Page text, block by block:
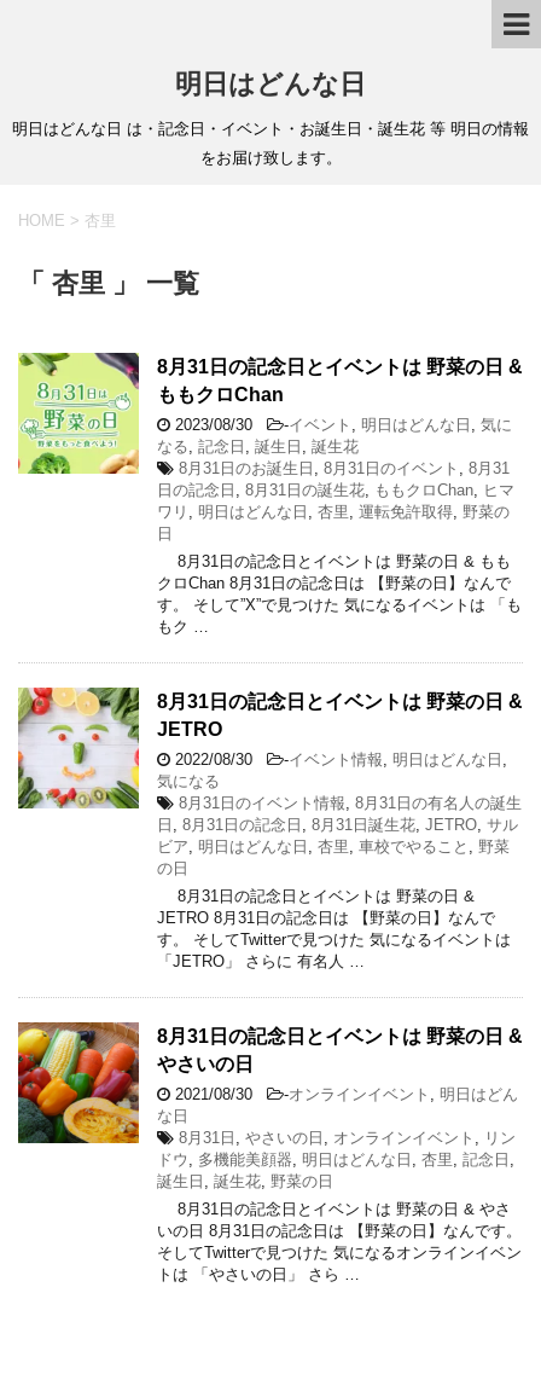
明日はどんな日
明日はどんな日 は・記念日・イベント・お誕生日・誕生花 等 明日の情報
をお届け致します。
HOME > 杏里
「 杏里 」 一覧
8月31日の記念日とイベントは 野菜の日 &
ももクロChan
2023/08/30 -イベント 明日はどんな日
気に
なる 記念日 誕生日
誕生花
8月31日のお誕生日
8月31日のイベント
8月31
日の記念日
8月31日の誕生花 ももクロChan
ヒマ
ワリ
明日はどんな日 杏里 運転免許取得 野菜の
日
8月31日の記念日とイベントは 野菜の日 & もも
クロChan 8月31日の記念日は 【野菜の日】なんで
す。 そして”X”で見つけた 気になるイベントは 「も
もク …
8月31日の記念日とイベントは 野菜の日 &
JETRO
2022/08/30 -イベント情報 明日はどんな日
気になる
8月31日のイベント情報 8月31日の有名人の誕生
日
8月31日の記念日 8月31日誕生花 JETRO サル
ビア 明日はどんな日 杏里 車校でやること
野菜
の日
8月31日の記念日とイベントは 野菜の日 &
JETRO 8月31日の記念日は 【野菜の日】なんで
す。 そしてTwitterで見つけた 気になるイベントは
「JETRO」 さらに 有名人 …
8月31日の記念日とイベントは 野菜の日 &
やさいの日
2021/08/30 -オンラインイベント
明日はどん
な日
8月31日
やさいの日 オンラインイベント
リン
ドウ
多機能美顔器 明日はどんな日 杏里 記念日
誕生日
誕生花 野菜の日
8月31日の記念日とイベントは 野菜の日 & やさ
いの日 8月31日の記念日は 【野菜の日】なんです。
そしてTwitterで見つけた 気になるオンラインイベン
トは 「やさいの日」 さら …